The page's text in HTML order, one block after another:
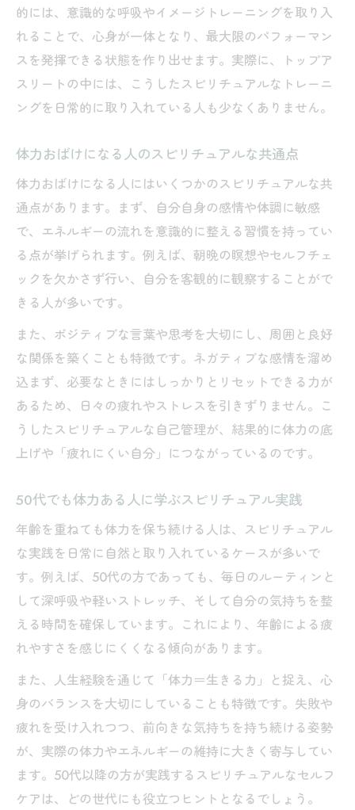
的には、意識的な呼吸やイメージトレーニングを取り入
れることで、心身が一体となり、最大限のパフォーマン
スを発揮できる状態を作り出せます。実際に、トップア
スリートの中には、こうしたスピリチュアルなトレーニ
ングを日常的に取り入れている人も少なくありません。
体力おばけになる人のスピリチュアルな共通点
体力おばけになる人にはいくつかのスピリチュアルな共
通点があります。まず、自分自身の感情や体調に敏感
で、エネルギーの流れを意識的に整える習慣を持ってい
る点が挙げられます。例えば、朝晩の瞑想やセルフチェ
ックを欠かさず行い、自分を客観的に観察することがで
きる人が多いです。
また、ポジティブな言葉や思考を大切にし、周囲と良好
な関係を築くことも特徴です。ネガティブな感情を溜め
込まず、必要なときにはしっかりとリセットできる力が
あるため、日々の疲れやストレスを引きずりません。こ
うしたスピリチュアルな自己管理が、結果的に体力の底
上げや「疲れにくい自分」につながっているのです。
50代でも体力ある人に学ぶスピリチュアル実践
年齢を重ねても体力を保ち続ける人は、スピリチュアル
な実践を日常に自然と取り入れているケースが多いで
す。例えば、50代の方であっても、毎日のルーティンと
して深呼吸や軽いストレッチ、そして自分の気持ちを整
える時間を確保しています。これにより、年齢による疲
れやすさを感じにくくなる傾向があります。
また、人生経験を通じて「体力＝生きる力」と捉え、心
身のバランスを大切にしていることも特徴です。失敗や
疲れを受け入れつつ、前向きな気持ちを持ち続ける姿勢
が、実際の体力やエネルギーの維持に大きく寄与してい
ます。50代以降の方が実践するスピリチュアルなセルフ
ケアは、どの世代にも役立つヒントとなるでしょう。